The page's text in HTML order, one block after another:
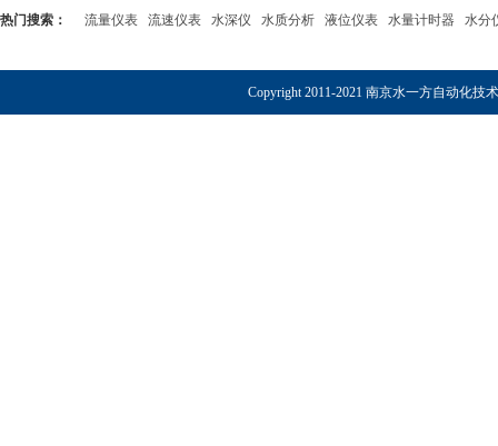
热门搜索：
流量仪表 流速仪表 水深仪 水质分析 液位仪表 水量计时器 水分
Copyright 2011-2021 南京水一方自动化技